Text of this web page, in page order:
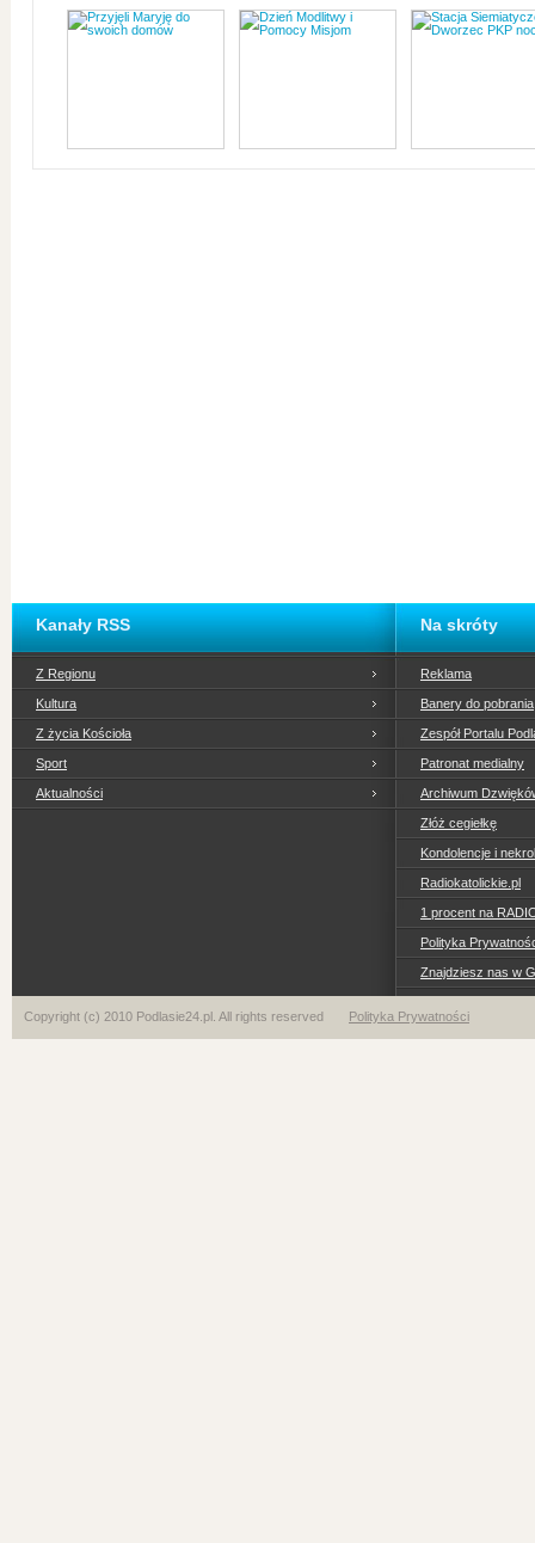
Kanały RSS
Z Regionu
Kultura
Z życia Kościoła
Sport
Aktualności
Na skróty
Reklama
Banery do pobrania
Zespół Portalu
Patronat medialny
Archiwum
Złóż cegiełkę
Kondolencje i
Radiokatolickie.pl
1 procent na
Polityka
Znajdziesz nas w
Copyright (c) 2010 Podlasie24.pl. All rights reserved Polityka Prywatności